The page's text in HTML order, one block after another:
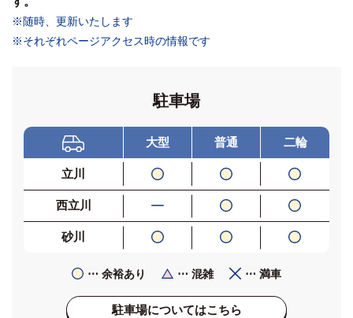
※随時、更新いたします
※それぞれページアクセス時の情報です
駐車場
大型 普通 二輪
立川
西立川
砂川
⋯ 余裕あり ⋯ 混雑 ⋯ 満車
駐車場についてはこちら